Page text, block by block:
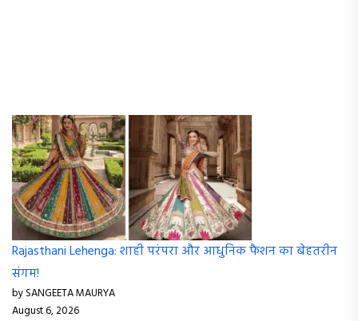
Rajasthani Lehenga: शाही परंपरा और आधुनिक फैशन का बेहतरीन
संगम!
by SANGEETA MAURYA
August 6, 2026